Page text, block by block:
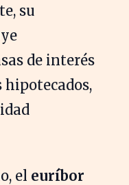
su
de interés
el euríbor